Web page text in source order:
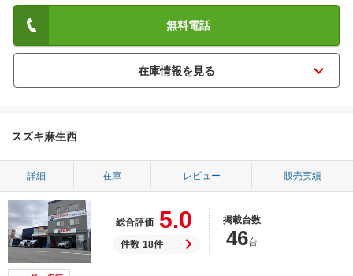
無料電話
スズキ麻生西
詳細 在庫 レビュー 販売実績
総合評価 5.0
件数 18件
掲載台数
46台